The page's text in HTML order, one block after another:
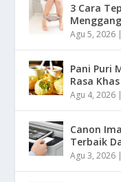
3 Cara
Agu 5, 2026 |
Pani Puri
Rasa
Agu 4, 2026 |
Canon
Terbaik
Agu 3, 2026 |